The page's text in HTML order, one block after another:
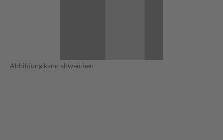
Abbildung kann abweichen